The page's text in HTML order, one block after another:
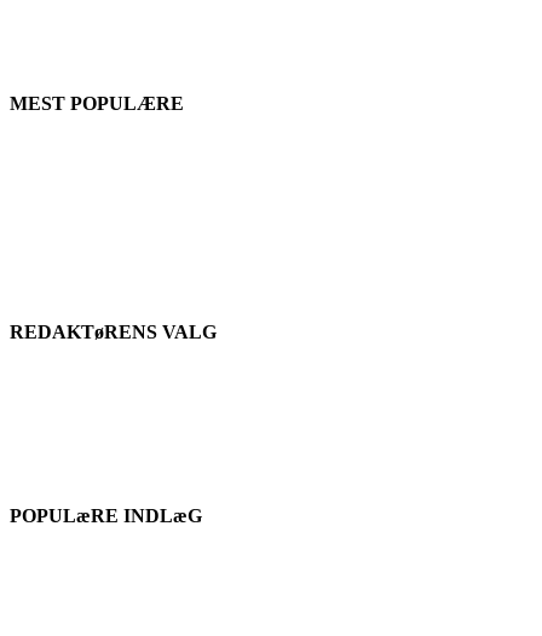
MEST POPULÆRE
REDAKTøRENS VALG
POPULæRE INDLæG